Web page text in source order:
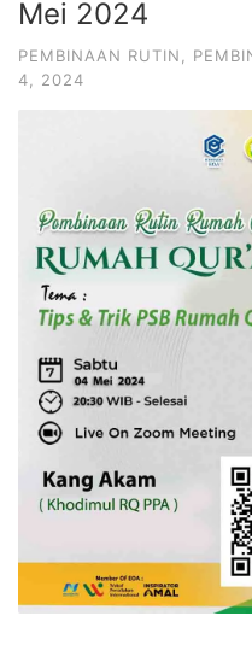
Mei 2024
PEMBINAAN RUTIN,
4, 2024